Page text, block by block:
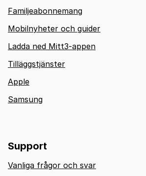
Familjeabonnemang
Mobilnyheter och guider
Ladda ned Mitt3-appen
Tilläggstjänster
Apple
Samsung
Support
Vanliga frågor och svar